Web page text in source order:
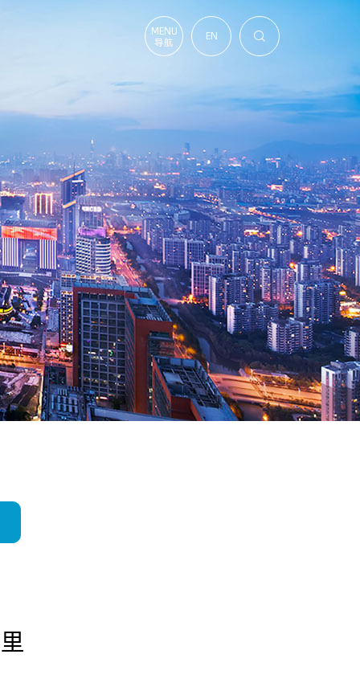
MENU
导航
EN 